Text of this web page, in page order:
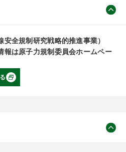
安全規制研究戦略的推進事業）
報は原子力規制委員会ホームペー